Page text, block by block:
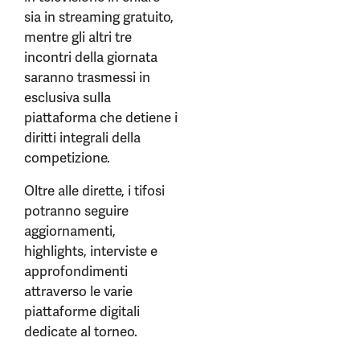
sia in streaming gratuito,
mentre gli altri tre
incontri della giornata
saranno trasmessi in
esclusiva sulla
piattaforma che detiene i
diritti integrali della
competizione.
Oltre alle dirette, i tifosi
potranno seguire
aggiornamenti,
highlights, interviste e
approfondimenti
attraverso le varie
piattaforme digitali
dedicate al torneo.